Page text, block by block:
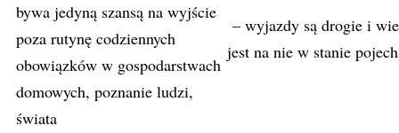
bywa jedyną szansą na wyjście
poza rutynę codziennych
obowiązków w gospodarstwach
domowych, poznanie ludzi,
świata
– wyjazdy są drogie i
jest na nie w stanie